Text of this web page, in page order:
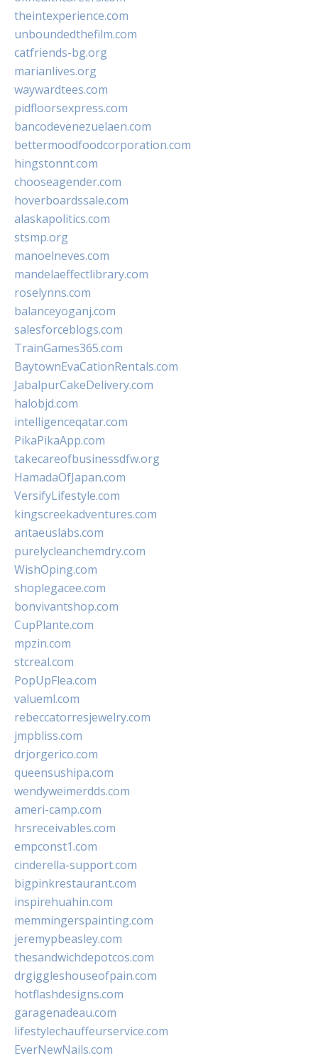
theintexperience.com
unboundedthefilm.com
catfriends-bg.org
marianlives.org
waywardtees.com
pidfloorsexpress.com
bancodevenezuelaen.com
bettermoodfoodcorporation.com
hingstonnt.com
chooseagender.com
hoverboardssale.com
alaskapolitics.com
stsmp.org
manoelneves.com
mandelaeffectlibrary.com
roselynns.com
balanceyoganj.com
salesforceblogs.com
TrainGames365.com
BaytownEvaCationRentals.com
JabalpurCakeDelivery.com
halobjd.com
intelligenceqatar.com
PikaPikaApp.com
takecareofbusinessdfw.org
HamadaOfJapan.com
VersifyLifestyle.com
kingscreekadventures.com
antaeuslabs.com
purelycleanchemdry.com
WishOping.com
shoplegacee.com
bonvivantshop.com
CupPlante.com
mpzin.com
stcreal.com
PopUpFlea.com
valueml.com
rebeccatorresjewelry.com
jmpbliss.com
drjorgerico.com
queensushipa.com
wendyweimerdds.com
ameri-camp.com
hrsreceivables.com
empconst1.com
cinderella-support.com
bigpinkrestaurant.com
inspirehuahin.com
memmingerspainting.com
jeremypbeasley.com
thesandwichdepotcos.com
drgiggleshouseofpain.com
hotflashdesigns.com
garagenadeau.com
lifestylechauffeurservice.com
EverNewNails.com